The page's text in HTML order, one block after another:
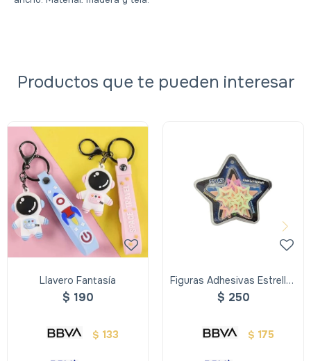
Productos que te pueden interesar
Llavero Fantasía
$ 190
$ 133
Figuras Adhesivas Estrellas
Brillan En La Oscuridad
$ 250
$ 175